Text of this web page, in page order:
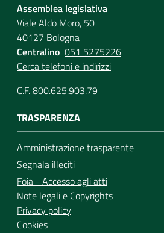
Assemblea legislativa
Viale Aldo Moro, 50
40127 Bologna
Centralino 051 5275226
Cerca telefoni e indirizzi
C.F. 800.625.903.79
TRASPARENZA
Amministrazione trasparente
Segnala illeciti
Foia - Accesso agli atti
Note legalie Copyrights
Privacy policy
Cookies